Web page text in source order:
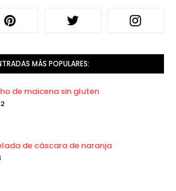
MÁS POPULARES:
de maicena sin gluten
de cáscara de naranja